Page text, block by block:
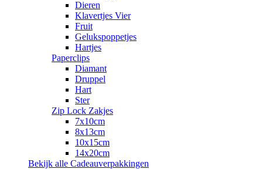
Dieren
Klavertjes Vier
Fruit
Gelukspoppetjes
Hartjes
Paperclips
Diamant
Druppel
Hart
Ster
Zip Lock Zakjes
7x10cm
8x13cm
10x15cm
14x20cm
Bekijk alle Cadeauverpakkingen